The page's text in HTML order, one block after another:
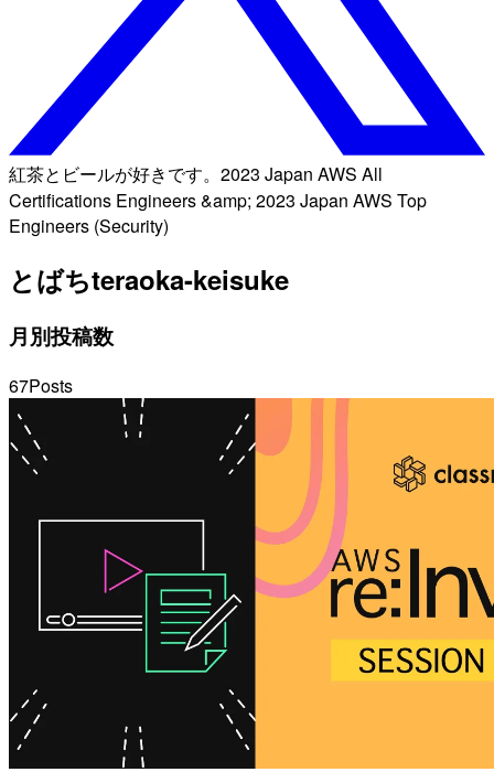
紅茶とビールが好きです。2023 Japan AWS All
Certifications Engineers &amp; 2023 Japan AWS Top
Engineers (Security)
とばちteraoka-keisuke
月別投稿数
67Posts